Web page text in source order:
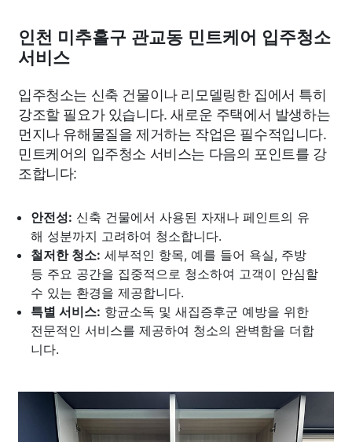
인천 미추홀구 관교동 민트케어 입주청소
서비스
입주청소는 신축 건물이나 리모델링한 집에서 특히
강조할 필요가 있습니다. 새로운 주택에서 발생하는
먼지나 유해물질을 제거하는 작업은 필수적입니다.
민트케어의 입주청소 서비스는 다음의 포인트를 강
조합니다:
안전성: 신축 건물에서 사용된 자재나 페인트의 유
해 성분까지 고려하여 청소합니다.
철저한 청소: 세부적인 항목, 예를 들어 욕실, 주방
등 주요 공간을 집중적으로 청소하여 고객이 안심할
수 있는 환경을 제공합니다.
특별 서비스: 항균소독 및 새집증후군 예방을 위한
전문적인 서비스를 제공하여 청소의 완벽함을 더합
니다.